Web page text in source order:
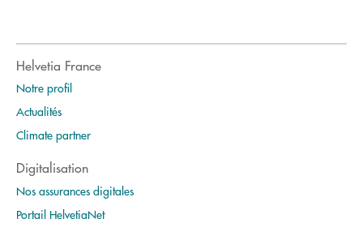
Helvetia France
Notre profil
Actualités
Climate partner
Digitalisation
Nos assurances digitales
Portail HelvetiaNet